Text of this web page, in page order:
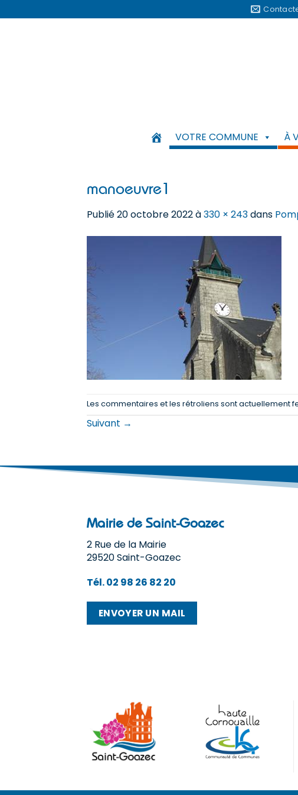
au
VOTRE COMMUNE À
manoeuvre1
Publié20 octobre 2022à330 × 243dans
Les commentaires et les rétroliens sont actuellement
Suivant →
Mairie de Saint-Goazec
2 Rue de la Mairie
29520 Saint-Goazec
Tél. 02 98 26 82 20
ENVOYER UN MAIL